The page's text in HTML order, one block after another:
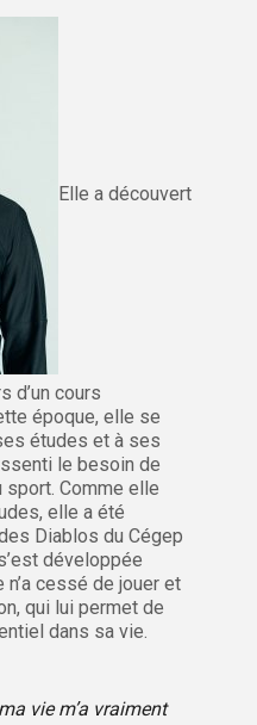
Elle a découvert
d’un cours
époque, elle se
études et à ses
le besoin de
sport. Comme elle
elle a été
Diablos du Cégep
développée
n’a cessé de jouer et
qui lui permet de
dans sa vie.
vie m’a vraiment